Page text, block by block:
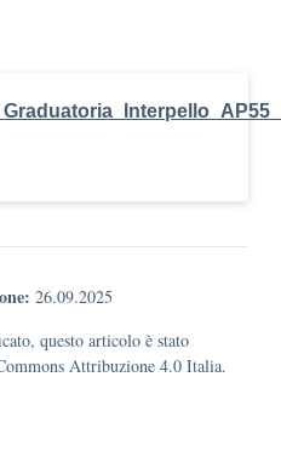
26.09.2025
questo articolo è stato
Attribuzione 4.0 Italia.